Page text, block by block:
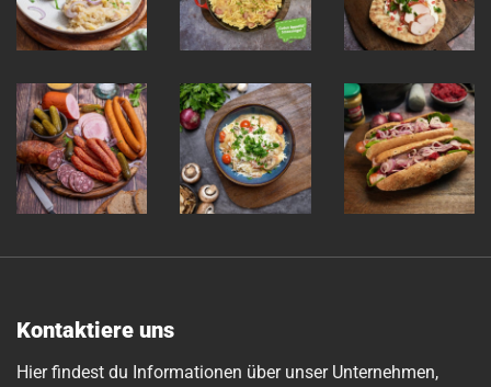
Kontaktiere uns
Hier findest du Informationen über unser Unternehmen,